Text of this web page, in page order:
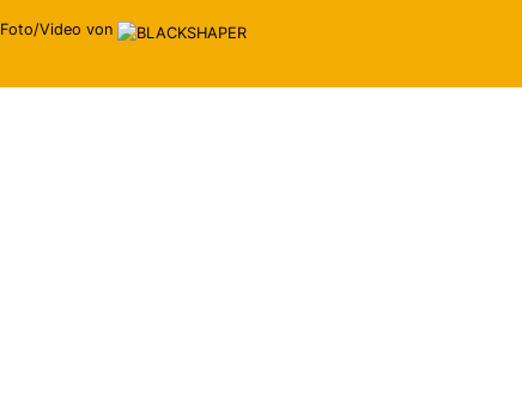
Foto/Video von